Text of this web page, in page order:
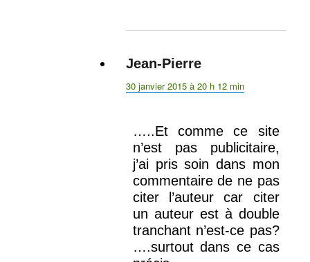
Jean-Pierredit :
30 janvier 2015 à 20 h 12 min
…..Et comme ce site
n’est pas publicitaire,
j’ai pris soin dans mon
commentaire de ne pas
citer l’auteur car citer
un auteur est à double
tranchant n’est-ce pas?
….surtout dans ce cas